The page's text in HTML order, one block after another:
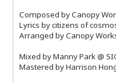
Composed by Canopy
Lyrics by citizens of
Arranged by Canopy
Mixed by Manny Park @
Mastered by Harrison